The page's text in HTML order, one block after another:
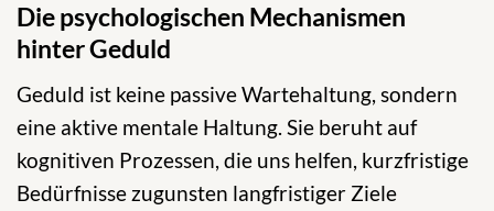
Die psychologischen Mechanismen
hinter Geduld
Geduld ist keine passive Wartehaltung, sondern
eine aktive mentale Haltung. Sie beruht auf
kognitiven Prozessen, die uns helfen, kurzfristige
Bedürfnisse zugunsten langfristiger Ziele